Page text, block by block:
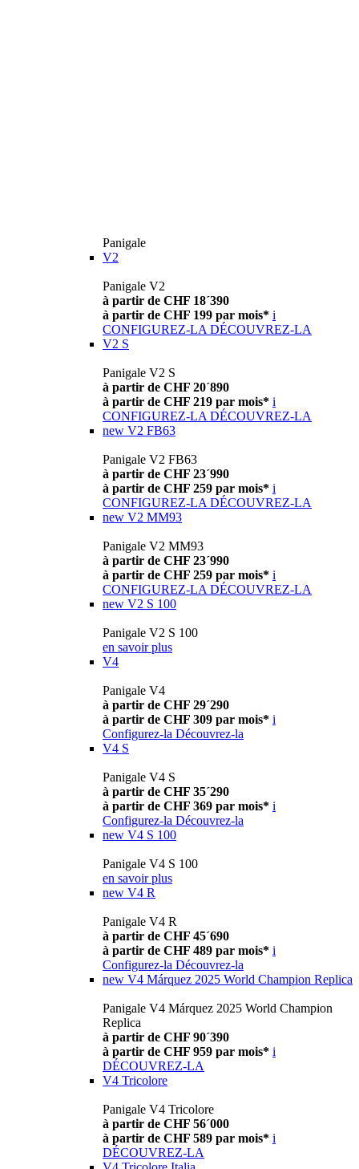
Panigale
V2
Panigale V2
à partir de CHF 18´390
à partir de CHF 199 par mois* i
CONFIGUREZ-LA DÉCOUVREZ-LA
V2 S
Panigale V2 S
à partir de CHF 20´890
à partir de CHF 219 par mois* i
CONFIGUREZ-LA DÉCOUVREZ-LA
new V2 FB63
Panigale V2 FB63
à partir de CHF 23´990
à partir de CHF 259 par mois* i
CONFIGUREZ-LA DÉCOUVREZ-LA
new V2 MM93
Panigale V2 MM93
à partir de CHF 23´990
à partir de CHF 259 par mois* i
CONFIGUREZ-LA DÉCOUVREZ-LA
new V2 S 100
Panigale V2 S 100
en savoir plus
V4
Panigale V4
à partir de CHF 29´290
à partir de CHF 309 par mois* i
Configurez-la Découvrez-la
V4 S
Panigale V4 S
à partir de CHF 35´290
à partir de CHF 369 par mois* i
Configurez-la Découvrez-la
new V4 S 100
Panigale V4 S 100
en savoir plus
new V4 R
Panigale V4 R
à partir de CHF 45´690
à partir de CHF 489 par mois* i
Configurez-la Découvrez-la
new V4 Márquez 2025 World Champion Replica
Panigale V4 Márquez 2025 World Champion
Replica
à partir de CHF 90´390
à partir de CHF 959 par mois* i
DÉCOUVREZ-LA
V4 Tricolore
Panigale V4 Tricolore
à partir de CHF 56´000
à partir de CHF 589 par mois* i
DÉCOUVREZ-LA